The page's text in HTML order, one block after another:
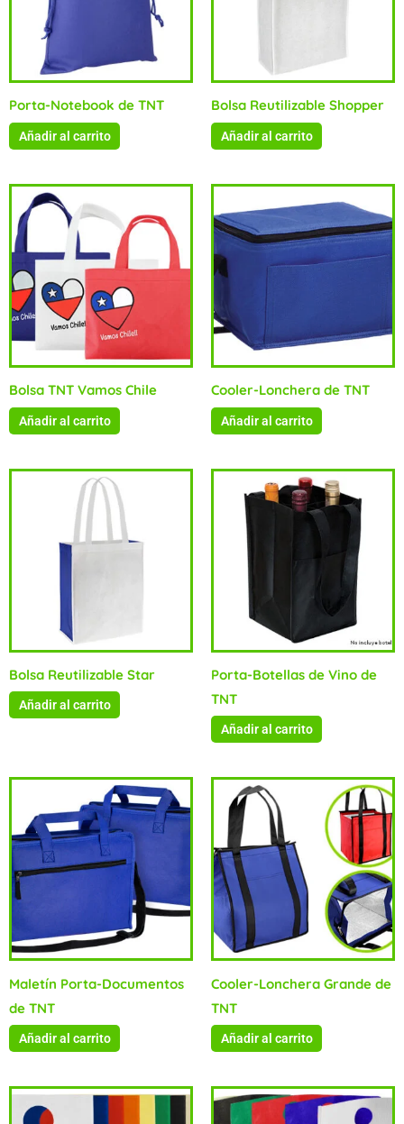
Porta-Notebook de TNT
Añadir al carrito
Bolsa Reutilizable Shopper
Añadir al carrito
Bolsa TNT Vamos Chile
Añadir al carrito
Cooler-Lonchera de TNT
Añadir al carrito
Bolsa Reutilizable Star
Añadir al carrito
Porta-Botellas de Vino de
TNT
Añadir al carrito
Maletín Porta-Documentos
de TNT
Añadir al carrito
Cooler-Lonchera Grande de
TNT
Añadir al carrito